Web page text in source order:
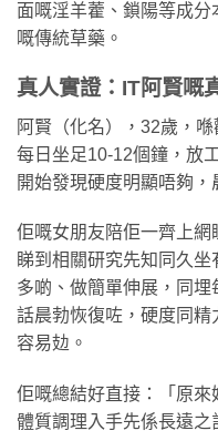
面嘅淫羊藿、鎖陽等成
嘅傳統草藥。
真人實證：IT阿賢嘅
阿賢（化名），32歲，
每日坐足10-12個鐘，放
開始發現硬度明顯唔夠，
佢嘅女朋友陪佢一齊上
睇到相關研究先知同久
多啲、做簡單伸展，同
話晨勃恢復咗，硬度同
容易攰。
佢嘅總結好直接：「原來
體質調理入手先係長遠之